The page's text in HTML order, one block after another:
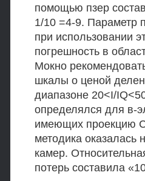
помощью пзер
1/10 =4-9. Параметр
при использовании
погрешность в
Мокно
шкалы о ценой
диапазоне 20<I/
определялся для в-
имеющих проекцию
методика оказалась
камер.
потерь составила